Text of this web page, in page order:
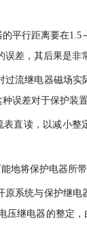
平行距离要在1.5
差，其后果是非
过流继电器磁场
误差对于保护装
直读，以减小
地将保护电器所
系统与保护继
继电器的整定